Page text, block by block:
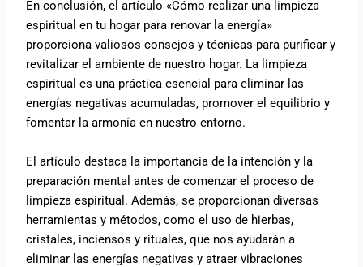
En conclusión, el artículo «Cómo realizar una limpieza
espiritual en tu hogar para renovar la energía»
proporciona valiosos consejos y técnicas para purificar y
revitalizar el ambiente de nuestro hogar. La limpieza
espiritual es una práctica esencial para eliminar las
energías negativas acumuladas, promover el equilibrio y
fomentar la armonía en nuestro entorno.
El artículo destaca la importancia de la intención y la
preparación mental antes de comenzar el proceso de
limpieza espiritual. Además, se proporcionan diversas
herramientas y métodos, como el uso de hierbas,
cristales, inciensos y rituales, que nos ayudarán a
eliminar las energías negativas y atraer vibraciones